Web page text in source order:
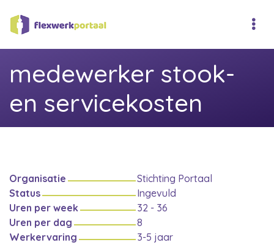
medewerker stook-
en servicekosten
Organisatie
Stichting Portaal
Status
Ingevuld
Uren per week
32 - 36
Uren per dag
8
Werkervaring
3-5 jaar